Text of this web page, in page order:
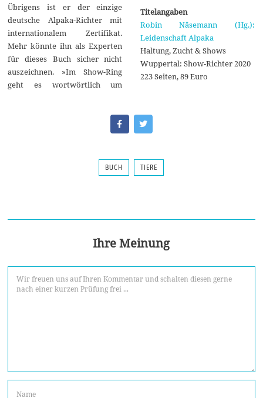
Übrigens ist er der einzige
deutsche Alpaka-Richter mit
internationalem Zertifikat.
Mehr könnte ihn als Experten
für dieses Buch sicher nicht
auszeichnen. »Im Show-Ring
geht es wortwörtlich um
Titelangaben
Robin Näsemann (Hg.):
Leidenschaft Alpaka
Haltung, Zucht & Shows
Wuppertal: Show-Richter 2020
223 Seiten, 89 Euro
BUCH TIERE
Ihre Meinung